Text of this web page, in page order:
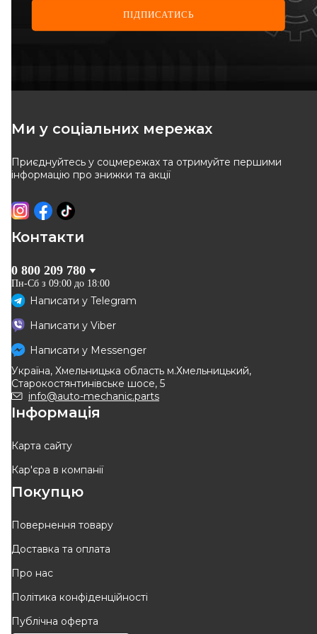
Renault Master 98– Opel
855 грн
КУПИТИ
Master 98 II-Opel Movano 98-
1 450 грн
КУПИТИ
-10 %
ICER
Колодки гальмівні (передні)
Renault Master II/Opel Movano
98-/Nissan Interstar 02-
Код: 141442
1 260 грн
1 134 грн
КУПИТИ
Відправка
1 758 грн
- 10 %
ZIMMERMANN
Renault Master 98- R16"
2 081 грн
ПІДПИСАТИСЬ
Ми у соціальних мережах
Приєднуйтесь у соцмережах та отримуйте першими
інформацію про знижки та акції
Контакти
0 800 209 780
Пн-Сб з 09:00 до 18:00
Написати у Telegram
Написати у Viber
Написати у Messenger
Україна, Хмельницька область м.Хмельницький,
Старокостянтинівське шосе, 5
info@auto-mechanic.parts
Інформація
Карта сайту
Кар'єра в компанії
Покупцю
Повернення товару
Доставка та оплата
Про нас
Політика конфіденційності
Публічна оферта